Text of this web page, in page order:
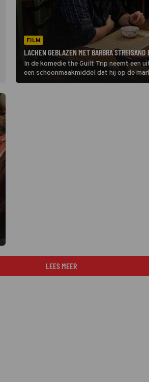
FILM
LACHEN GEBLAZEN MET BARBRA
In de komedie the Guilt Trip neemt een
een schoonmaakmiddel dat hij op de
LEES MEER